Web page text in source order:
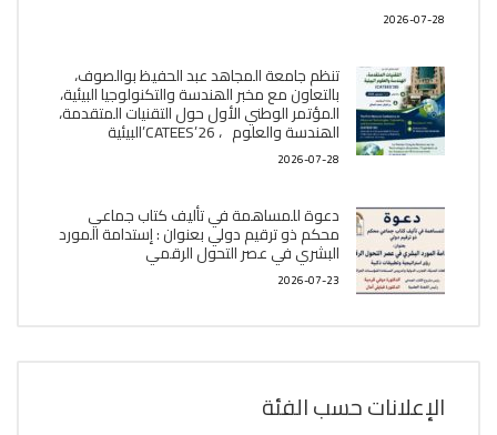
2026-07-28
تنظم جامعة المجاهد عبد الحفيظ بوالصوف،
بالتعاون مع مخبر الھندسة والتكنولوجيا البیئیة،
المؤتمر الوطني الأول حول التقنيات المتقدمة،
الھندسة والعلوم ، CATEES’26’البیئية
2026-07-28
دعوة للمساهمة في تأليف كتاب جماعي
محكم ذو ترقيم دولي بعنوان : إستدامة المورد
البشري في عصر التحول الرقمي
2026-07-23
الإعلانات حسب الفئة